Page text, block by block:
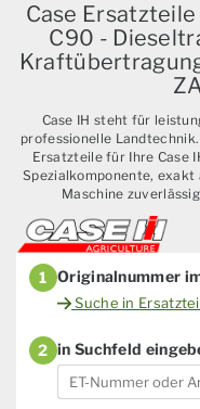
Case
C90 -
Case IH steht für
professionelle
Ersatzteile für Ihre Case
Spezialkomponente,
Maschine
1 Originalnummer
Suche in
2 in Suchfeld